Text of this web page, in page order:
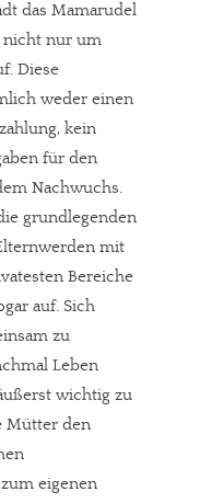
das Mamarudel
nicht nur um
Diese
weder einen
kein
für den
Nachwuchs.
grundlegenden
mit
Bereiche 
auf. Sich
zu
Leben
wichtig zu
Mütter den
eigenen